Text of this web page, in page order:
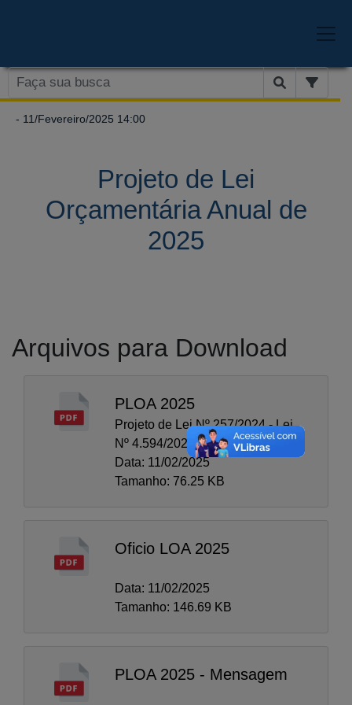
- 11/Fevereiro/2025 14:00
Projeto de Lei
Orçamentária Anual de
2025
Arquivos para Download
PLOA 2025
Projeto de Lei Nº 257/2024 - Lei
Nº 4.594/2024.
Data: 11/02/2025
Tamanho: 76.25 KB
Oficio LOA 2025
Data: 11/02/2025
Tamanho: 146.69 KB
PLOA 2025 - Mensagem